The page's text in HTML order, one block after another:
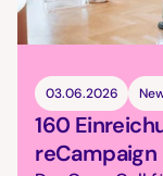
03.06.2026
160